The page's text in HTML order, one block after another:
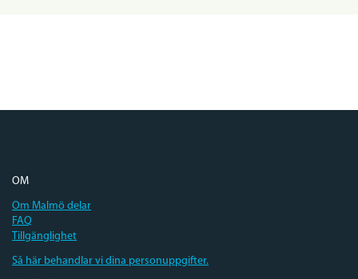
OM
Om Malmö delar
FAQ
Tillgänglighet
Så här behandlar vi dina personuppgifter.